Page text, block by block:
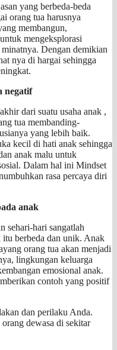
yang berbeda-beda
orang tua harusnya
membangun,
mengeksplorasi
Dengan demikian
nya di hargai sehingga
negatif
dari suatu usaha anak ,
tua membanding-
yang lebih baik.
kecil di hati anak sehingga
anak malu untuk
Dalam hal ini Mindset
rasa percaya diri
anak
sehari-hari sangatlah
itu berbeda dan unik. Anak
orang tua akan menjadi
lingkungan keluarga
emosional anak.
contoh yang positif
dan perilaku Anda.
dewasa di sekitar